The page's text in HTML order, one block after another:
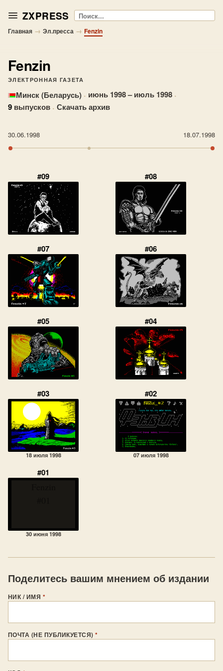
ZXPRESS Поиск
Главная → Эл.пресса → Fenzin
Fenzin
ЭЛЕКТРОННАЯ ГАЗЕТА
Минск (Беларусь) · июнь 1998 – июль 1998 ·
9 выпусков · Скачать архив
30.06.1998 18.07.1998
#09 #08
#07 #06
#05 #04
#03
18 июля 1998
#02
07 июля 1998
#01
30 июня 1998
Поделитесь вашим мнением об издании
НИК / ИМЯ *
ПОЧТА (НЕ ПУБЛИКУЕТСЯ)*